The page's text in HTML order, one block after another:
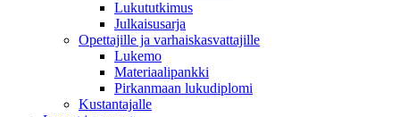
Lukututkimus
Julkaisusarja
Opettajille ja varhaiskasvattajille
Lukemo
Materiaalipankki
Pirkanmaan lukudiplomi
Kustantajalle